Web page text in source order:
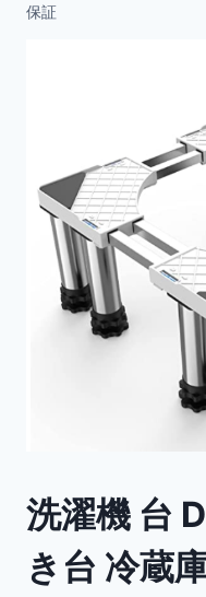
保証
洗濯機 台
き台 冷蔵